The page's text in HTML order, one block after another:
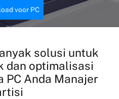
voor PC
solusi untuk
dan optimalisasi
PC Anda Manajer